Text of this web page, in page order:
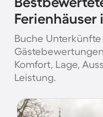
Ferienhäuser
Buche
Komfort, Lage,
Leistung.